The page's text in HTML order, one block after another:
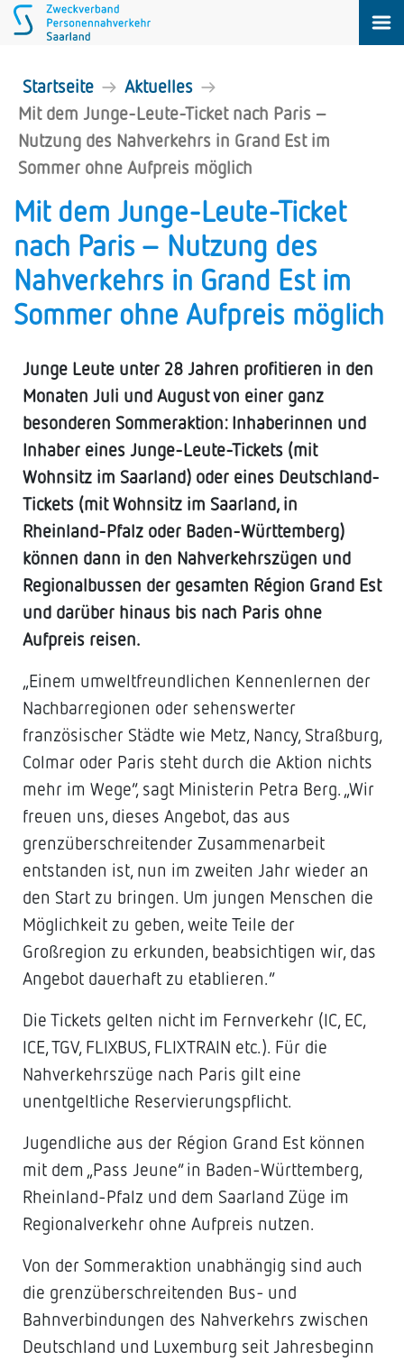
Startseite
Aktuelles
Mit dem Junge-Leute-Ticket nach Paris –
Nutzung des Nahverkehrs in Grand Est im
Sommer ohne Aufpreis möglich
Mit dem Junge-Leute-Ticket
nach Paris – Nutzung des
Nahverkehrs in Grand Est im
Sommer ohne Aufpreis möglich
Junge Leute unter 28 Jahren profitieren in den
Monaten Juli und August von einer ganz
besonderen Sommeraktion: Inhaberinnen und
Inhaber eines Junge-Leute-Tickets (mit
Wohnsitz im Saarland) oder eines Deutschland-
Tickets (mit Wohnsitz im Saarland, in
Rheinland-Pfalz oder Baden-Württemberg)
können dann in den Nahverkehrszügen und
Regionalbussen der gesamten Région Grand Est
und darüber hinaus bis nach Paris ohne
Aufpreis reisen.
„Einem umweltfreundlichen Kennenlernen der
Nachbarregionen oder sehenswerter
französischer Städte wie Metz, Nancy, Straßburg,
Colmar oder Paris steht durch die Aktion nichts
mehr im Wege“, sagt Ministerin Petra Berg. „Wir
freuen uns, dieses Angebot, das aus
grenzüberschreitender Zusammenarbeit
entstanden ist, nun im zweiten Jahr wieder an
den Start zu bringen. Um jungen Menschen die
Möglichkeit zu geben, weite Teile der
Großregion zu erkunden, beabsichtigen wir, das
Angebot dauerhaft zu etablieren.“
Die Tickets gelten nicht im Fernverkehr (IC, EC,
ICE, TGV, FLIXBUS, FLIXTRAIN etc.). Für die
Nahverkehrszüge nach Paris gilt eine
unentgeltliche Reservierungspflicht.
Jugendliche aus der Région Grand Est können
mit dem „Pass Jeune“ in Baden-Württemberg,
Rheinland-Pfalz und dem Saarland Züge im
Regionalverkehr ohne Aufpreis nutzen.
Von der Sommeraktion unabhängig sind auch
die grenzüberschreitenden Bus- und
Bahnverbindungen des Nahverkehrs zwischen
Deutschland und Luxemburg seit Jahresbeginn